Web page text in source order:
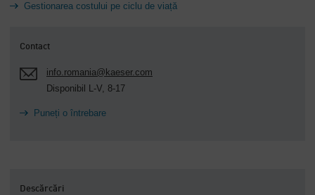
Gestionarea costului pe ciclu de viață
Contact
info.romania@kaeser.com
Disponibil L-V, 8-17
Puneți o întrebare
Descărcări